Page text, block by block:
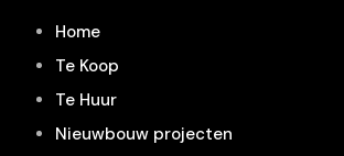
Home
Te Koop
Te Huur
Nieuwbouw projecten